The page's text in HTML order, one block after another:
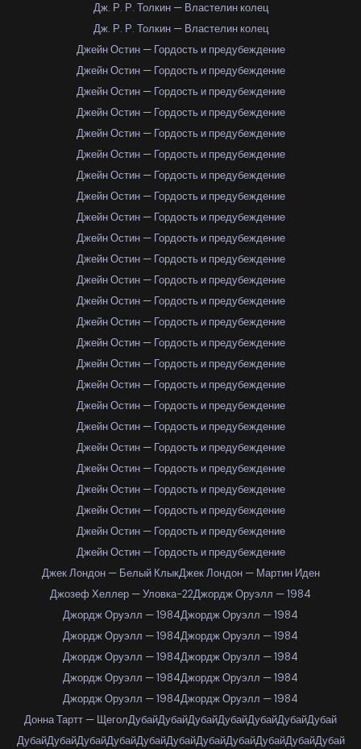
Дж. Р. Р. Толкин — Властелин колец
Дж. Р. Р. Толкин — Властелин колец
Джейн Остин — Гордость и предубеждение
Джейн Остин — Гордость и предубеждение
Джейн Остин — Гордость и предубеждение
Джейн Остин — Гордость и предубеждение
Джейн Остин — Гордость и предубеждение
Джейн Остин — Гордость и предубеждение
Джейн Остин — Гордость и предубеждение
Джейн Остин — Гордость и предубеждение
Джейн Остин — Гордость и предубеждение
Джейн Остин — Гордость и предубеждение
Джейн Остин — Гордость и предубеждение
Джейн Остин — Гордость и предубеждение
Джейн Остин — Гордость и предубеждение
Джейн Остин — Гордость и предубеждение
Джейн Остин — Гордость и предубеждение
Джейн Остин — Гордость и предубеждение
Джейн Остин — Гордость и предубеждение
Джейн Остин — Гордость и предубеждение
Джейн Остин — Гордость и предубеждение
Джейн Остин — Гордость и предубеждение
Джейн Остин — Гордость и предубеждение
Джейн Остин — Гордость и предубеждение
Джейн Остин — Гордость и предубеждение
Джейн Остин — Гордость и предубеждение
Джейн Остин — Гордость и предубеждение
Джек Лондон — Белый КлыкДжек Лондон — Мартин Иден
Джозеф Хеллер — Уловка-22Джордж Оруэлл — 1984
Джордж Оруэлл — 1984Джордж Оруэлл — 1984
Джордж Оруэлл — 1984Джордж Оруэлл — 1984
Джордж Оруэлл — 1984Джордж Оруэлл — 1984
Джордж Оруэлл — 1984Джордж Оруэлл — 1984
Джордж Оруэлл — 1984Джордж Оруэлл — 1984
Донна Тартт — ЩеголДубайДубайДубайДубайДубайДубайДубай
ДубайДубайДубайДубайДубайДубайДубайДубайДубайДубайДубай